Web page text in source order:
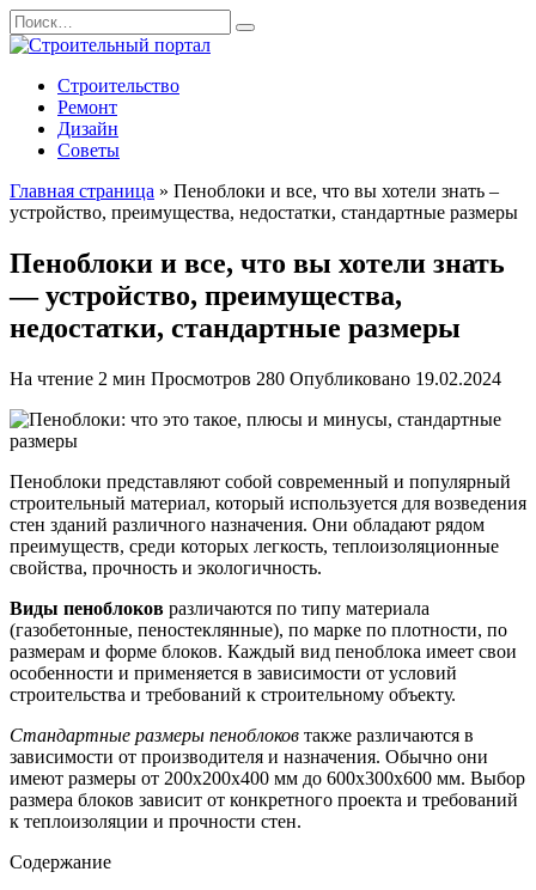
Перейти
к
содержанию
Search
for:
Строительство
Ремонт
Дизайн
Советы
Главная страница » Пеноблоки и все, что вы хотели знать –
устройство, преимущества, недостатки, стандартные размеры
Пеноблоки и все, что вы хотели знать
— устройство, преимущества,
недостатки, стандартные размеры
На чтение 2 мин Просмотров 280 Опубликовано 19.02.2024
Пеноблоки представляют собой современный и популярный
строительный материал, который используется для возведения
стен зданий различного назначения. Они обладают рядом
преимуществ, среди которых легкость, теплоизоляционные
свойства, прочность и экологичность.
Виды пеноблоков различаются по типу материала
(газобетонные, пеностеклянные), по марке по плотности, по
размерам и форме блоков. Каждый вид пеноблока имеет свои
особенности и применяется в зависимости от условий
строительства и требований к строительному объекту.
Стандартные размеры пеноблоков также различаются в
зависимости от производителя и назначения. Обычно они
имеют размеры от 200x200x400 мм до 600x300x600 мм. Выбор
размера блоков зависит от конкретного проекта и требований
к теплоизоляции и прочности стен.
Содержание